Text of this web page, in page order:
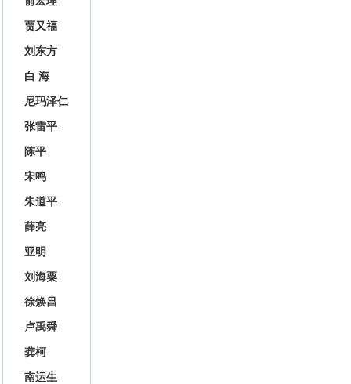
贾又福
刘东方
白 海
尼玛泽仁
张雷平
陈平
宋鸣
朱道平
薛亮
亚明
刘海粟
徐焕昌
卢禹舜
龚柯
南运生